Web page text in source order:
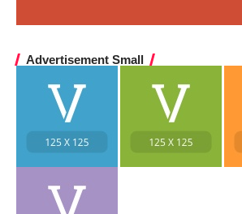
Advertisement Small